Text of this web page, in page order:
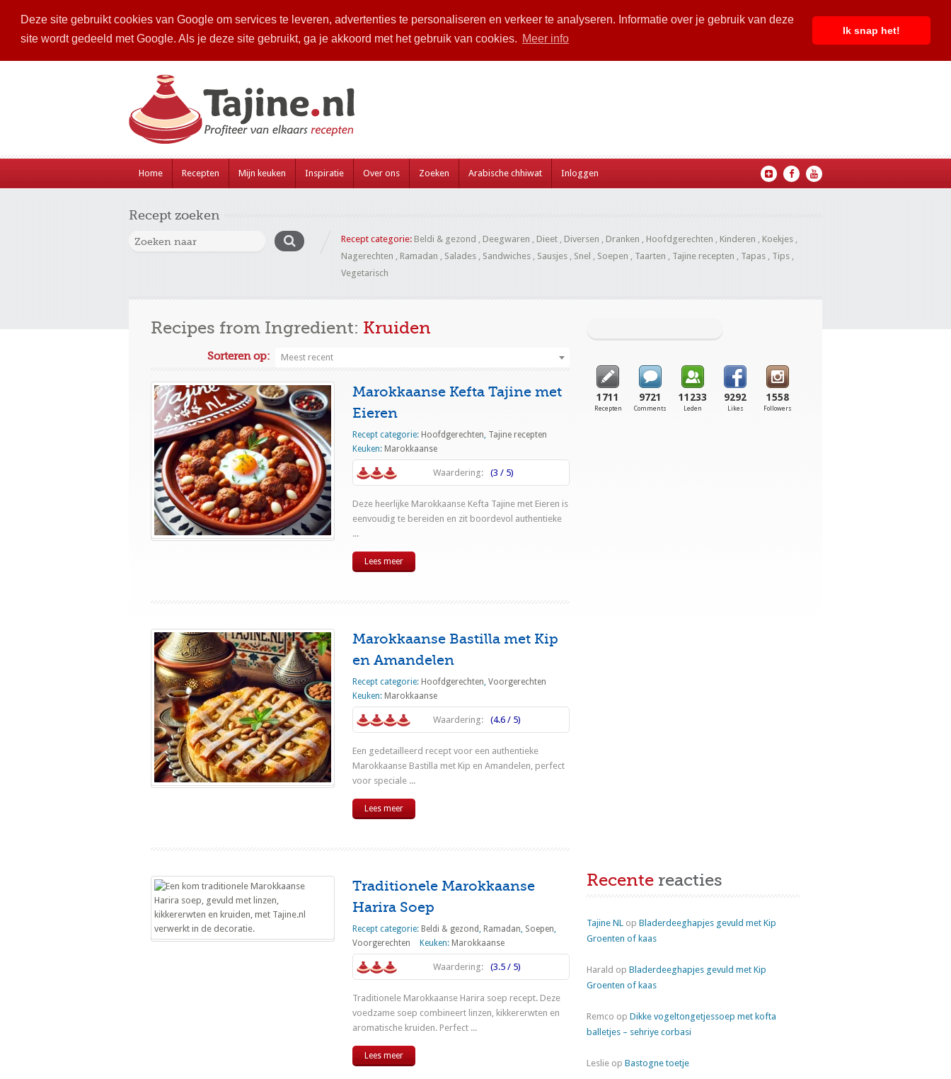
Deze site gebruikt cookies van Google om services te leveren, advertenties te personaliseren en verkeer te analyseren. Informatie over je gebruik van deze
site wordt gedeeld met Google. Als je deze site gebruikt, ga je akkoord met het gebruik van cookies. Meer info
Ik snap het!
Home Recepten Mijn keuken Inspiratie Over ons Zoeken Arabische chhiwat Inloggen
Recept zoeken
Recept categorie: Beldi & gezond , Deegwaren , Dieet , Diversen , Dranken , Hoofdgerechten , Kinderen , Koekjes ,
Nagerechten , Ramadan , Salades , Sandwiches , Sausjes , Snel , Soepen , Taarten , Tajine recepten , Tapas , Tips ,
Vegetarisch
Recipes from Ingredient: Kruiden
Sorteren op: Meest recent
Marokkaanse Kefta Tajine met
Eieren
Recept categorie: Hoofdgerechten Tajine recepten
Keuken: Marokkaanse
Waardering: (3 / 5)
Deze heerlijke Marokkaanse Kefta Tajine met Eieren is
eenvoudig te bereiden en zit boordevol authentieke
...
Lees meer
Marokkaanse Bastilla met Kip
en Amandelen
Recept categorie: Hoofdgerechten Voorgerechten
Keuken: Marokkaanse
Waardering: (4.6 / 5)
Een gedetailleerd recept voor een authentieke
Marokkaanse Bastilla met Kip en Amandelen, perfect
voor speciale ...
Lees meer
Traditionele Marokkaanse
Harira Soep
Recept categorie: Beldi & gezond Ramadan Soepen
Voorgerechten
Keuken: Marokkaanse
Waardering: (3.5 / 5)
Traditionele Marokkaanse Harira soep recept. Deze
voedzame soep combineert linzen, kikkererwten en
aromatische kruiden. Perfect ...
Lees meer
1711
Recepten
9721
Comments
11233
Leden
9292
Likes
1558
Followers
Recente reacties
Tajine NL op Bladerdeeghapjes gevuld met Kip
Groenten of kaas
Harald op Bladerdeeghapjes gevuld met Kip
Groenten of kaas
Remco op Dikke vogeltongetjessoep met kofta
balletjes – sehriye corbasi
Leslie op Bastogne toetje